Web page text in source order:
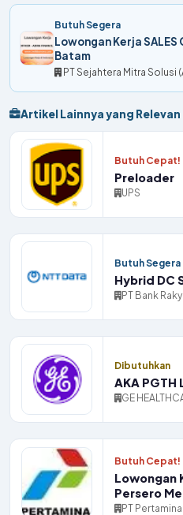
Butuh Segera
Lowongan Kerja SALES
Batam
PT Sejahtera Mitra Solusi
Artikel Lainnya yang Relevan
Butuh Cepat!
Preloader
UPS
Butuh Segera
Hybrid DC
PT Bank
Dibutuhkan
AKA PGTH
GE
Butuh Cepat!
Lowongan
Persero
PT Pertamina